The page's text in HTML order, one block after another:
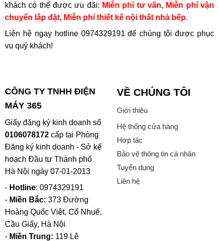
khách có thể được ưu đãi: Miễn phí tư vấn, Miễn phí vận
chuyển lắp đặt, Miễn phí thiết kế nội thất nhà bếp.
Liên hệ ngay hotline 0974329191 để chúng tôi được phục
vụ quý khách!
CÔNG TY TNHH ĐIỆN
MÁY 365
Giấy đăng ký kinh doanh số
0106078172cấp tại Phòng
Đăng ký kinh doanh - Sở kế
hoạch Đầu tư Thành phố
Hà Nội ngày 07-01-2013
- Hotline: 0974329191
- Miền Bắc: 373 Đường
Hoàng Quốc Việt, Cổ Nhuế,
Cầu Giấy, Hà Nội
- Miền Trung: 119 Lê
VỀ CHÚNG TÔI
Giới thiệu
Hệ thống cửa hàng
Hợp tác
Bảo vệ thông tin cá nhân
Tuyển dụng
Liên hệ